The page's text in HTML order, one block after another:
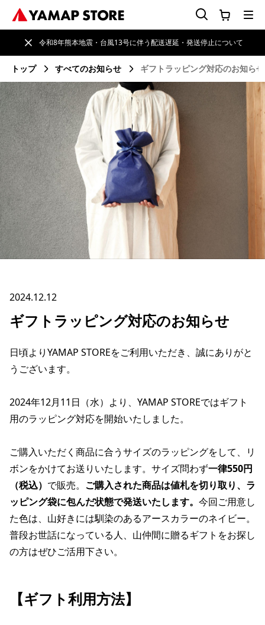
令和8年熊本地震・台風13号に伴う配送遅延・発送停止について
トップ すべてのお知らせ ギフトラッピング対応のお知らせ
2024.12.12
ギフトラッピング対応のお知らせ
日頃よりYAMAP STOREをご利用いただき、誠にありがと
うございます。
2024年12月11日（水）より、YAMAP STOREではギフト
用のラッピング対応を開始いたしました。
ご購入いただく商品に合うサイズのラッピングをして、リ
ボンをかけてお送りいたします。サイズ問わず一律550円
（税込） で販売。 ご購入された商品は値札を切り取り、ラ
ッピング袋に包んだ状態で発送いたします。 今回ご用意し
た色は、山好きには馴染のあるアースカラーのネイビー。
普段お世話になっている人、山仲間に贈るギフトをお探し
の方はぜひご活用下さい。
【ギフト利用方法】